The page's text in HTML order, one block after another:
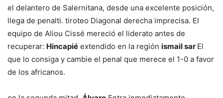
el delantero de Salernitana, desde una excelente posición,
llega de penalti. tiroteo Diagonal derecha imprecisa. El
equipo de Aliou Cissé mereció el liderato antes de
recuperar: Hincapié extendido en la región ismail sar El
que lo consiga y cambie el penal que merece el 1-0 a favor
de los africanos.